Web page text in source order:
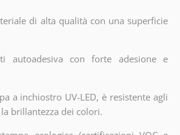
di alta qualità con una superficie
autoadesiva con forte adesione e
a inchiostro UV-LED, è resistente agli
brillantezza dei colori.